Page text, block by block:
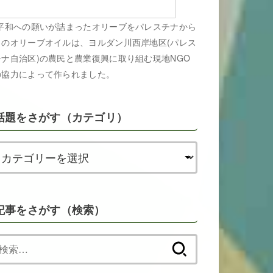
和への願いが詰まったオリーブをパレスチナから
オリーブオイルは、ヨルダン川西岸地区(パレス
自治区)の農民と農業復興に取り組む現地NGO
力によって作られました。
題をさがす（カテゴリ）
事をさがす（検索）
索: